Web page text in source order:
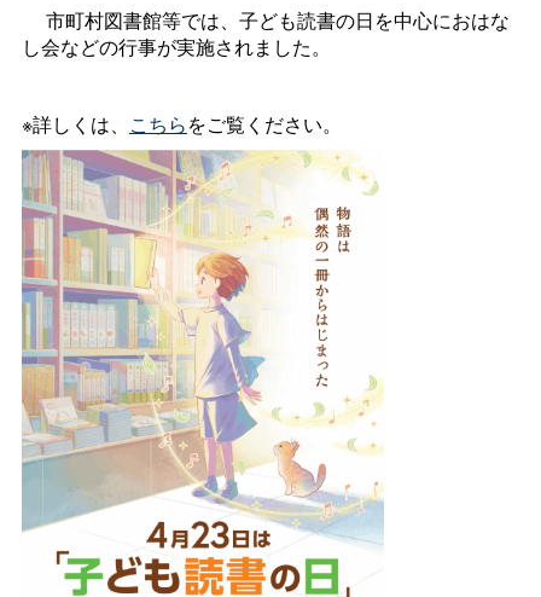
市町村図書館等では、子ども読書の日を中心におはな
し会などの行事が実施されました。
※詳しくは、 こちらをご覧ください。